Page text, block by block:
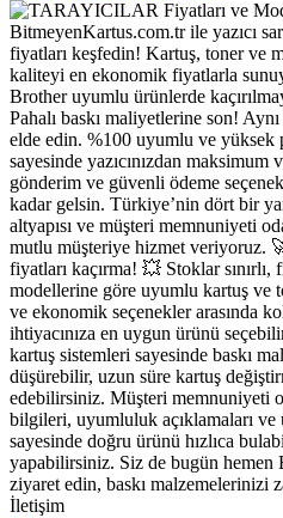
BitmeyenKartus.com.tr ile yazıcı
fiyatları keşfedin! Kartuş, toner ve
kaliteyi en ekonomik fiyatlarla
Brother uyumlu ürünlerde
Pahalı baskı maliyetlerine son!
elde edin. %100 uyumlu ve yüksek
sayesinde yazıcınızdan maksimum
gönderim ve güvenli ödeme
kadar gelsin. Türkiye’nin dört bir
altyapısı ve müşteri memnuniyeti
mutlu müşteriye hizmet veriyoruz.
fiyatları kaçırma! 💥 Stoklar sınırlı,
modellerine göre uyumlu kartuş ve
ve ekonomik seçenekler arasında
ihtiyacınıza en uygun ürünü
kartuş sistemleri sayesinde baskı
düşürebilir, uzun süre kartuş
edebilirsiniz. Müşteri memnuniyeti
bilgileri, uyumluluk açıklamaları
sayesinde doğru ürünü hızlıca
yapabilirsiniz. Siz de bugün hemen
ziyaret edin, baskı malzemelerinizi
İletişim